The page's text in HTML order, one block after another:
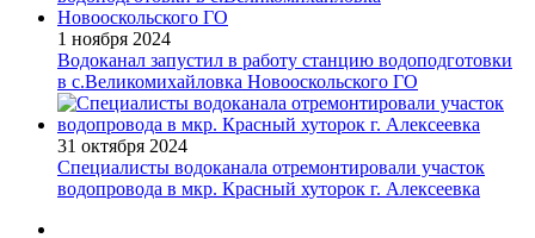
1 ноября 2024
Водоканал запустил в работу станцию водоподготовки
в с.Великомихайловка Новооскольского ГО
31 октября 2024
Специалисты водоканала отремонтировали участок
водопровода в мкр. Красный хуторок г. Алексеевка